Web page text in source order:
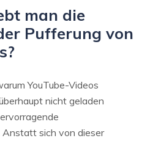
man die
Pufferung von
YouTube-Videos
nicht geladen
sich von dieser